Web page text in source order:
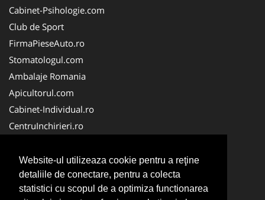
Website-ul utilizeaza cookie pentru a reţine
detaliile de conectare, pentru a colecta
statistici cu scopul de a optimiza functionarea
Cabinet-Psihologie.com
Club de Sport
FirmaPieseAuto.ro
Stomatologul.com
Ambalaje Romania
Apicultorul.com
Cabinet-Individual.ro
CentruInchirieri.ro
FirmaDeratizare.ro
InstructorScoalaAuto.ro
SalonFrizerieCanina.com